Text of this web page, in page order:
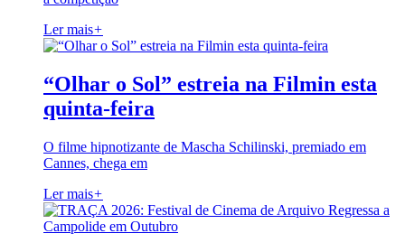
Ler mais+
“Olhar o Sol” estreia na Filmin esta
quinta-feira
O filme hipnotizante de Mascha Schilinski, premiado em
Cannes, chega em
Ler mais+